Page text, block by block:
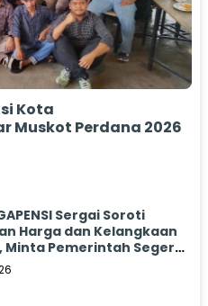
Kota
Muskot Perdana 2026
Sergai Soroti
Harga dan Kelangkaan
Minta Pemerintah Segera